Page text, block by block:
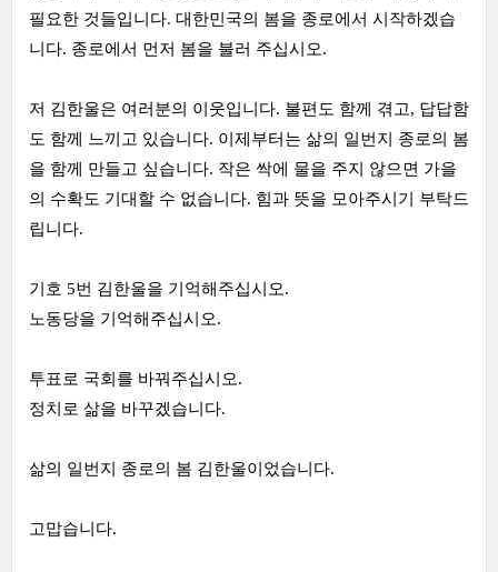
필요한 것들입니다. 대한민국의 봄을 종로에서 시작하겠습
니다. 종로에서 먼저 봄을 불러 주십시오.
저 김한울은 여러분의 이웃입니다. 불편도 함께 겪고, 답답함
도 함께 느끼고 있습니다. 이제부터는 삶의 일번지 종로의 봄
을 함께 만들고 싶습니다. 작은 싹에 물을 주지 않으면 가을
의 수확도 기대할 수 없습니다. 힘과 뜻을 모아주시기 부탁드
립니다.
기호 5번 김한울을 기억해주십시오.
노동당을 기억해주십시오.
투표로 국회를 바꿔주십시오.
정치로 삶을 바꾸겠습니다.
삶의 일번지 종로의 봄 김한울이었습니다.
고맙습니다.